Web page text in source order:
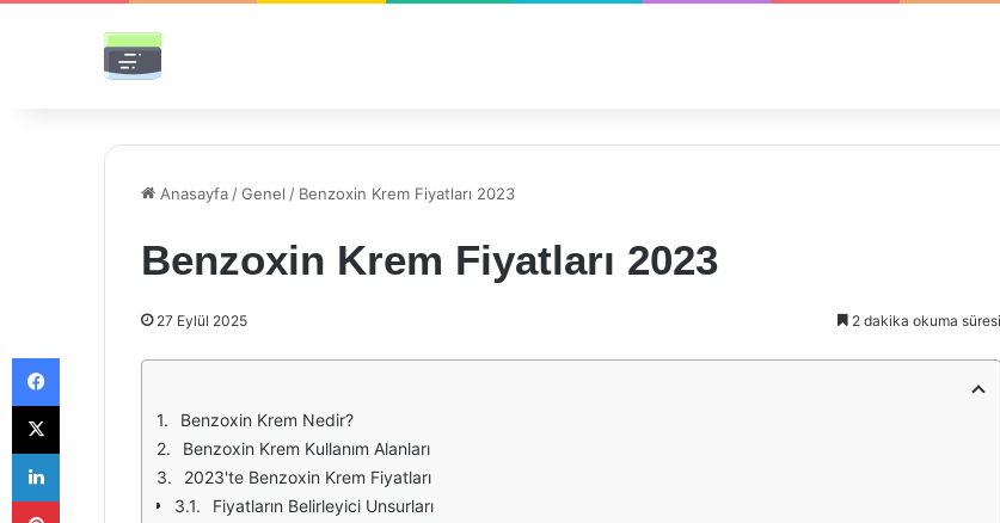
Anasayfa /Genel / Benzoxin Krem Fiyatları 2023
Benzoxin Krem Fiyatları 2023
27 Eylül 2025 2 dakika okuma süresi
Benzoxin Krem Nedir?
Benzoxin Krem Kullanım Alanları
2023'te Benzoxin Krem Fiyatları
Fiyatların Belirleyici Unsurları
Facebook
X
LinkedIn
Pinterest